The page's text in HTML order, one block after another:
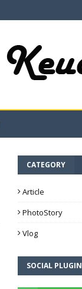
CATEGORY
Article
PhotoStory
Vlog
SOCIAL PLUGIN